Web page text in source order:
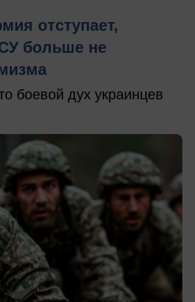
отступает,
больше не
боевой дух украинцев